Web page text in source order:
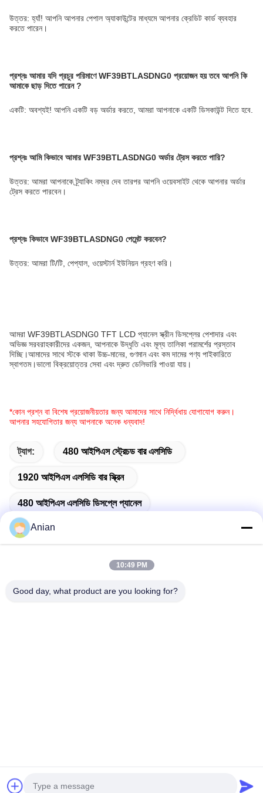
উত্তর: হ্যাঁ! আপনি আপনার পেপাল অ্যাকাউন্টের মাধ্যমে আপনার ক্রেডিট কার্ড ব্যবহার
করতে পারেন।
প্রশ্নঃ আমার যদি প্রচুর পরিমাণে WF39BTLASDNG0 প্রয়োজন হয় তবে আপনি কি
আমাকে ছাড় দিতে পারেন ?
একটি: অবশ্যই! আপনি একটি বড় অর্ডার করতে, আমরা আপনাকে একটি ডিসকাউন্ট দিতে হবে.
প্রশ্নঃ আমি কিভাবে আমার WF39BTLASDNG0 অর্ডার ট্রেস করতে পারি?
উত্তর: আমরা আপনাকে ট্র্যাকিং নম্বর দেব তারপর আপনি ওয়েবসাইট থেকে আপনার অর্ডার
ট্রেস করতে পারবেন।
প্রশ্নঃ কিভাবে WF39BTLASDNG0 পেমেন্ট করবেন?
উত্তর: আমরা টি/টি, পেপ্যাল, ওয়েস্টার্ন ইউনিয়ন গ্রহণ করি।
আমরা WF39BTLASDNG0 TFT LCD প্যানেল স্ক্রীন ডিসপ্লের পেশাদার এবং
অভিজ্ঞ সরবরাহকারীদের একজন, আপনাকে উদ্ধৃতি এবং মূল্য তালিকা পরামর্শের প্রস্তাব
দিচ্ছি।আমাদের সাথে স্টকে থাকা উচ্চ-মানের, গুণমান এবং কম দামের পণ্য পাইকারিতে
স্বাগতম।ভালো বিক্রয়োত্তর সেবা এবং দ্রুত ডেলিভারি পাওয়া যায়।
*কোন প্রশ্ন বা বিশেষ প্রয়োজনীয়তার জন্য আমাদের সাথে নির্দ্বিধায় যোগাযোগ করুন।
আপনার সহযোগিতার জন্য আপনাকে অনেক ধন্যবাদ!
ট্যাগ: 480 আইপিএস স্ট্রেচড বার এলসিডি
1920 আইপিএস এলসিডি বার স্ক্রিন
480 আইপিএস এলসিডি ডিসপ্লে প্যানেল
Anian
10:49 PM
Good day, what product are you looking for?